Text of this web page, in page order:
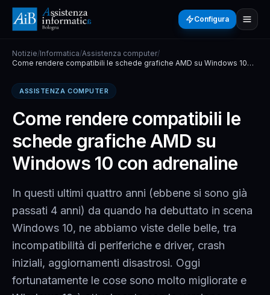
Configura
Notizie/Informatica/Assistenza computer/
Come rendere compatibili le schede grafiche AMD su Windows 10
ASSISTENZA COMPUTER
Come rendere compatibili le
schede grafiche AMD su
Windows 10 con adrenaline
In questi ultimi quattro anni (ebbene si sono già
passati 4 anni) da quando ha debuttato in scena
Windows 10, ne abbiamo viste delle belle, tra
incompatibilità di periferiche e driver, crash
iniziali, aggiornamenti disastrosi. Oggi
fortunatamente le cose sono molto migliorate e